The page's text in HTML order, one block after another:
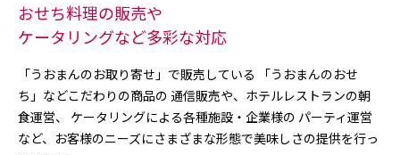
おせち料理の販売や
ケータリングなど多彩な対応
「うおまんのお取り寄せ」で販売している 「うおまんのおせ
ち」などこだわりの商品の 通信販売や、ホテルレストランの朝
食運営、 ケータリングによる各種施設・企業様の パーティ運営
など、お客様のニーズにさまざまな形態で美味しさの提供を行っ